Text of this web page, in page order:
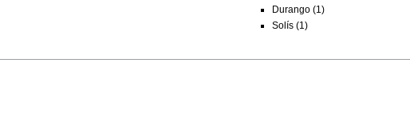
Durango (1)
Solís (1)